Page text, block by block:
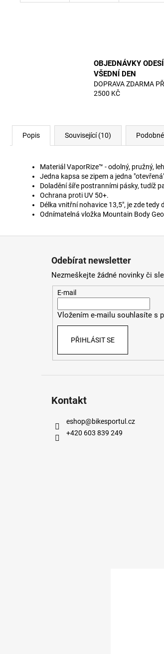
OBJEDNÁVKY
VŠEDNÍ DEN
DOPRAVA ZDARMA
2500 KČ
Popis Související (10)
Materiál VaporRize™ - odolný, pružný,
Jedna kapsa se zipem a jedna
Doladění šíře postranními pásky, tudíž
Ochrana proti UV 50+.
Délka vnitřní nohavice 13,5", je zde
Odnímatelná vložka Mountain Body
Odebírat newsletter
Nezmeškejte žádné novinky či
E-mail
Vložením e-mailu souhlasíte s
PŘIHLÁSIT SE
Kontakt
eshop@bikesportul.cz
+420 603 839 249